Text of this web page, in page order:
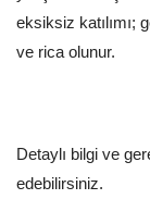
eksiksiz katılımı;
ve rica olunur.
Detaylı bilgi ve
edebilirsiniz.